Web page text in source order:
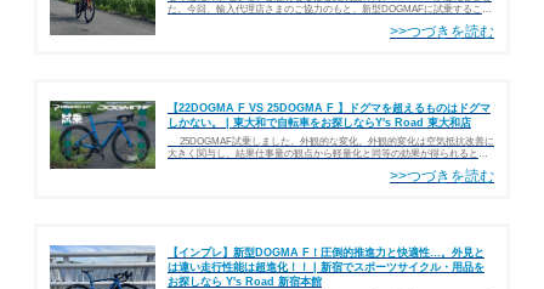
た。今回、輸入代理店さまのご協力のもと、新型DOGMAFに試乗すること
【22DOGMA F VS 25DOGMA F 】ドグマを超えるものはドグマ
しかない。 | 東大和で自転車をお探しならY's Road 東大和店
25DOGMAF試乗しました。外観的な変化。外観的変化は空気抵抗改善に
大きく関与し、結果仕事量の観点から軽量化と同等の効果が得られるとし
【インプレ】新型DOGMA F！圧倒的推進力と快適性…。外見と
は違い走行性能は超進化！！ | 新宿でスポーツサイクル・用品を
お探しなら Y's Road 新宿本館